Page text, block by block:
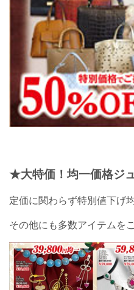
★大特価！均一価格ジ
定価に関わらず特別値下げ
その他にも多数アイテムを